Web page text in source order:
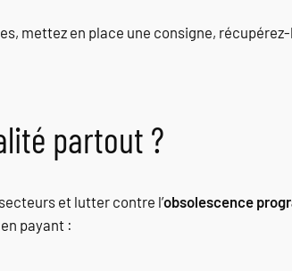
mettez en place une consigne,
partout ?
et lutter contre l’obsolescence
payant :